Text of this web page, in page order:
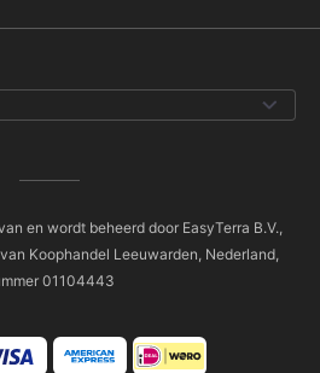
en wordt beheerd door EasyTerra B.V.,
Koophandel Leeuwarden, Nederland,
01104443